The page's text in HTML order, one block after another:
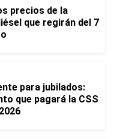
precios de la
que regirán del 7
para jubilados:
que pagará la CSS